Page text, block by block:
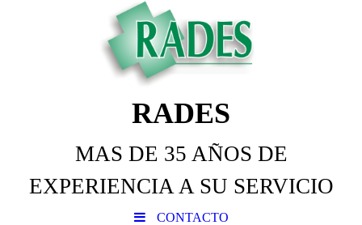
RADES
MAS DE 35 AÑOS DE
EXPERIENCIA A SU SERVICIO
CONTACTO